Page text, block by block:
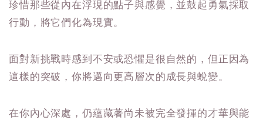
珍惜那些從內在浮現的點子與感覺，並鼓起勇氣採取
行動，將它們化為現實。
面對新挑戰時感到不安或恐懼是很自然的，但正因為
這樣的突破，你將邁向更高層次的成長與蛻變。
在你內心深處，仍蘊藏著尚未被完全發揮的才華與能